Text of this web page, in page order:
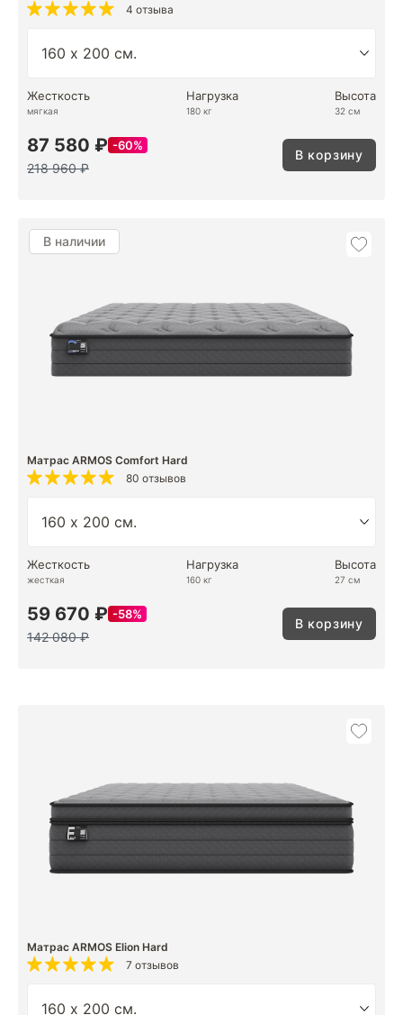
4 отзыва
Жесткость
мягкая
Нагрузка
180 кг
Высота
32 см
87 580 ₽ 60%
218 960 ₽
В корзину
В наличии
Матрас ARMOS Comfort Hard
80 отзывов
Жесткость
жесткая
Нагрузка
160 кг
Высота
27 см
59 670 ₽ 58%
142 080 ₽
В корзину
Матрас ARMOS Elion Hard
7 отзывов